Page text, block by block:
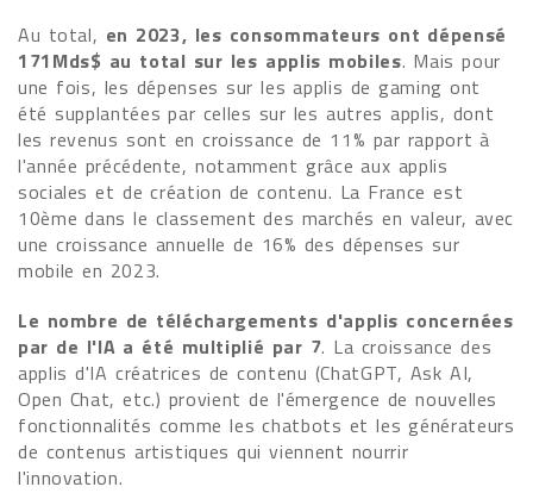
Au total, en 2023, les consommateurs ont dépensé
171Mds$ au total sur les applis mobiles. Mais pour
une fois, les dépenses sur les applis de gaming ont
été supplantées par celles sur les autres applis, dont
les revenus sont en croissance de 11% par rapport à
l'année précédente, notamment grâce aux applis
sociales et de création de contenu. La France est
10ème dans le classement des marchés en valeur, avec
une croissance annuelle de 16% des dépenses sur
mobile en 2023.
Le nombre de téléchargements d'applis concernées
par de l'IA a été multiplié par 7. La croissance des
applis d'IA créatrices de contenu (ChatGPT, Ask AI,
Open Chat, etc.) provient de l'émergence de nouvelles
fonctionnalités comme les chatbots et les générateurs
de contenus artistiques qui viennent nourrir
l'innovation.